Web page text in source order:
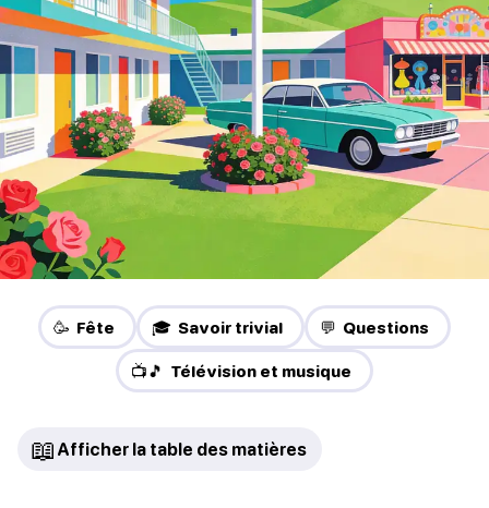
🥳 Fête 🎓 Savoir trivial 💬 Questions
📺🎵 Télévision et musique
📖 Afficher la table des matières